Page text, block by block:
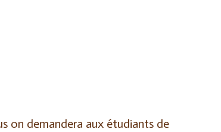
on demandera aux étudiants de